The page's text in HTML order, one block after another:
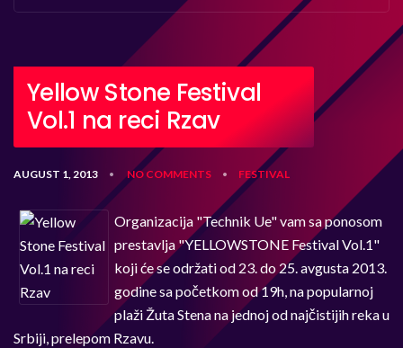
Yellow Stone Festival
Vol.1 na reci Rzav
AUGUST 1, 2013 • NO COMMENTS • FESTIVAL
Organizacija "Technik Ue" vam sa ponosom
prestavlja "YELLOWSTONE Festival Vol.1"
koji će se održati od 23. do 25. avgusta 2013.
godine sa početkom od 19h, na popularnoj
plaži Žuta Stena na jednoj od najčistijih reka u
Srbiji, prelepom Rzavu.